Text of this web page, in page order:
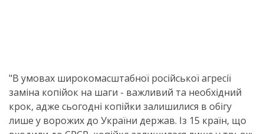
"В умовах широкомасштабної російської агресії
заміна копійок на шаги - важливий та необхідний
крок, адже сьогодні копійки залишилися в обігу
лише у ворожих до України держав. Із 15 країн, що